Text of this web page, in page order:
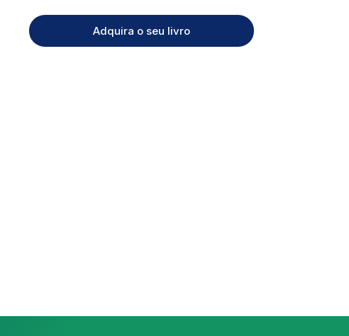
Adquira o seu livro